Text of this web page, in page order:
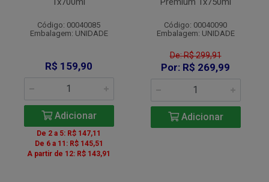
Código: 00040085
Embalagem: UNIDADE
R$ 159,90
Adicionar
De 2 a 5: R$ 147,11
De 6 a 11: R$ 145,51
A partir de 12: R$ 143,91
Código: 00040090
Embalagem: UNIDADE
De: R$ 299,91
Por: R$ 269,99
Adicionar